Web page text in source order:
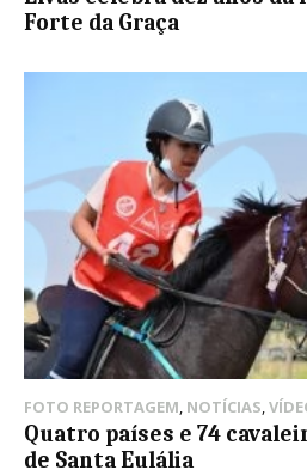
Forte da Graça
FOTO REPORTAGEM, NOTÍCIAS,
Quatro países e 74
de Santa Eulália